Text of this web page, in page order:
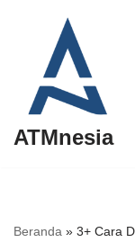
Lompat
konten
ATMnesia
Beranda » 3+ Cara